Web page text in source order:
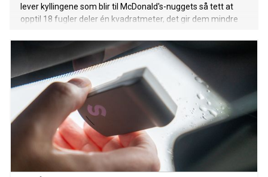
lever kyllingene som blir til McDonald's-nuggets så tett at
opptil 18 fugler deler én kvadratmeter, det gir dem mindre